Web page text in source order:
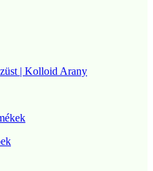
| Kolloid Arany